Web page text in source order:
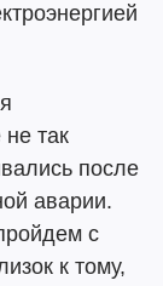
не так
после
аварии.
с
к тому,